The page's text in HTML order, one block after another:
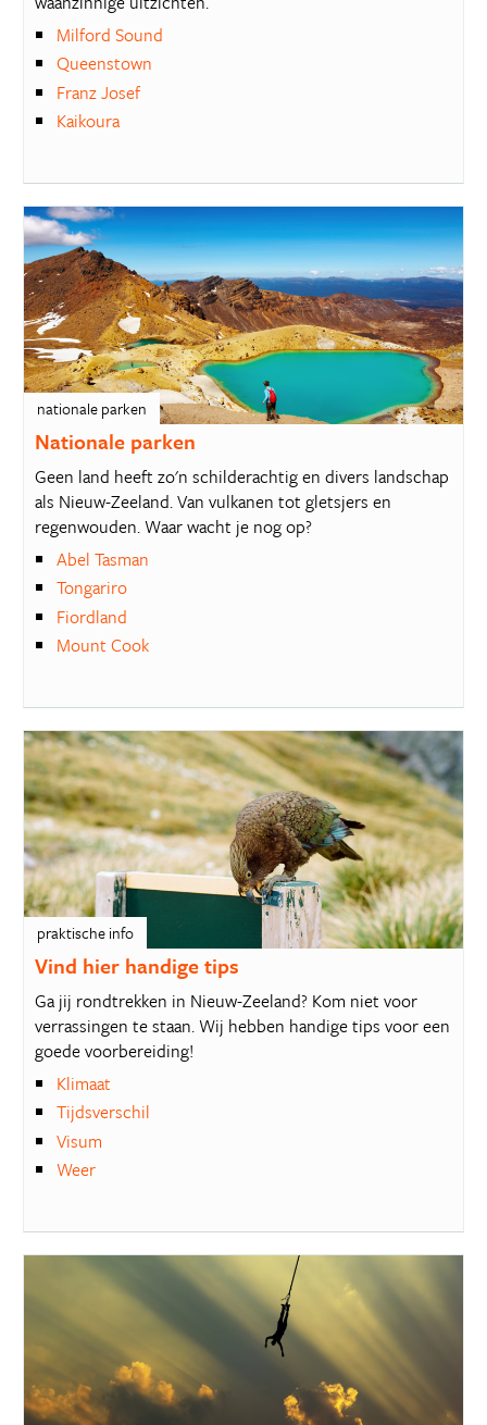
Milford Sound
Queenstown
Franz Josef
Kaikoura
nationale parken
Nationale parken
Geen land heeft zo'n schilderachtig en divers landschap
als Nieuw-Zeeland. Van vulkanen tot gletsjers en
regenwouden. Waar wacht je nog op?
Abel Tasman
Tongariro
Fiordland
Mount Cook
praktische info
Vind hier handige tips
Ga jij rondtrekken in Nieuw-Zeeland? Kom niet voor
verrassingen te staan. Wij hebben handige tips voor een
goede voorbereiding!
Klimaat
Tijdsverschil
Visum
Weer